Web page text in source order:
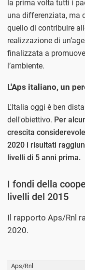
la prima volta tutti i
una differenziata, ma
quello di contribuire
realizzazione di
finalizzata a
l’ambiente.
L'Aps italiano, un
L'Italia oggi è ben
dell'obiettivo. Per
crescita
2020 i risultati
livelli di 5 anni prima.
I fondi della
livelli del 2015
Il rapporto Aps/Rnl
2020.